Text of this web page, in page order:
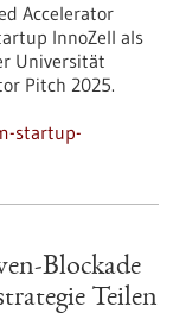
Accelerator
InnoZell als
Universität
Pitch 2025.
startup-
Blockade
Teilen